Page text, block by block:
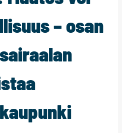
– osan